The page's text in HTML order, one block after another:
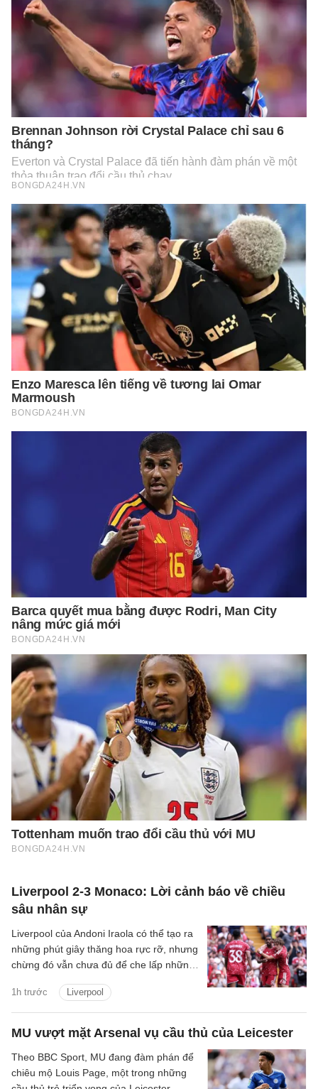
Liverpool 2-3 Monaco: Lời cảnh báo về chiều
sâu nhân sự
1h trước Liverpool
Liverpool của Andoni Iraola có thể tạo ra
những phút giây thăng hoa rực rỡ, nhưng
chừng đó vẫn chưa đủ để che lấp những
thể bùng lên dữ dội khi mọi mắt xích vận
hành đúng nhịp, song lại dễ chao đảo khi
cường độ suy giảm và sự kết nối bắt đầu
MU vượt mặt Arsenal vụ cầu thủ của Leicester
Theo BBC Sport, MU đang đàm phán để
chiêu mộ Louis Page, một trong những